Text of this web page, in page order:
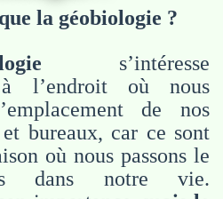
la géobiologie ?
s’intéresse
à l’endroit où nous
de nos
bureaux, car ce sont
où nous passons le
dans notre vie.